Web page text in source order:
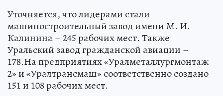
Уточняется, что лидерами стали
машиностроительный завод имени М. И.
Калинина – 245 рабочих мест. Также
Уральский завод гражданской авиации –
178.На предприятиях «Уралметаллургмонтаж
2» и «Уралтрансмаш» соответственно создано
151 и 108 рабочих мест.